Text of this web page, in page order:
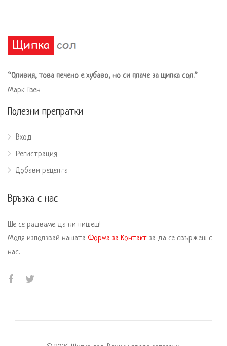
“Оливия, това печено е хубаво, но си плаче за щипка сол.”
Марк Твен
Полезни препратки
Вход
Регистрация
Добави рецепта
Връзка с нас
Ще се радваме да ни пишеш!
Моля използвай нашата Форма за Контакт за да се свържеш с
нас.